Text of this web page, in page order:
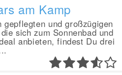
am Kamp
gepflegten und großzügigen
sich zum Sonnenbad und
anbieten, findest Du drei